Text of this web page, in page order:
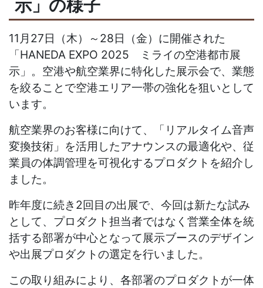
示」の様子
11月27日（木）～28日（金）​に開催された
「HANEDA EXPO 2025 ミライの空港都市展
示」。空港や航空業界に特化した展示会で、業態
を絞ることで空港エリア一帯の強化を狙いとして
います。
航空業界のお客様に向けて、「リアルタイム音声
変換技術」を活用したアナウンスの最適化や、従
業員の体調管理を可視化するプロダクトを紹介し
ました。
昨年度に続き2回目の出展で、今回は新たな試み
として、プロダクト担当者ではなく営業全体を統
括する部署が中心となって展示ブースのデザイン
や出展プロダクトの選定を行いました。
この取り組みにより、各部署のプロダクトが一体